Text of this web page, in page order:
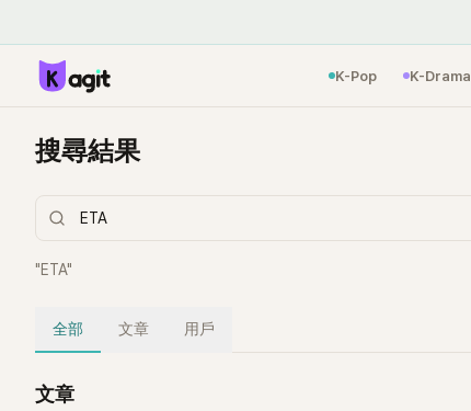
K-Pop K-Drama
搜尋結果
"ETA"
全部 文章 用戶
文章